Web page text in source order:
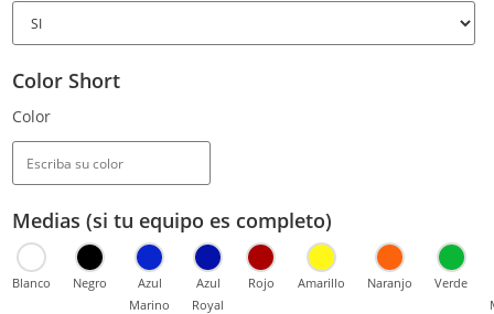
Color Short
Color
Medias (si tu equipo es completo)
Blanco Negro
Azul
Marino
Azul
Royal
Rojo Amarillo Naranjo
Verde